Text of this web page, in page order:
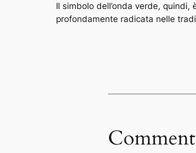
Il simbolo dell’onda verde,
profondamente radicata nelle